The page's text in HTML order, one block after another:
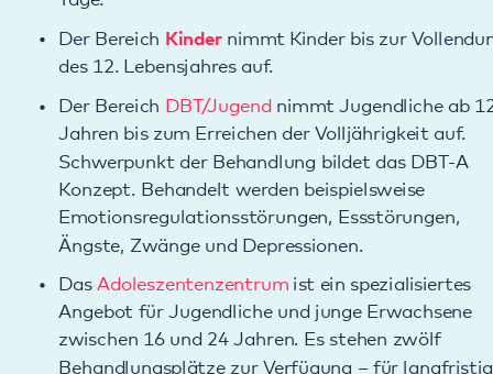
Jahren bis zum Erreichen der Volljährigkeit auf.
Schwerpunkt der Behandlung bildet das DBT-A
Emotionsregulationsstörungen, Essstörungen,
Ängste, Zwänge und Depressionen.
DasAdoleszentenzentrumist ein spezialisiertes
Angebot für Jugendliche und junge Erwachsene
zwischen 16 und 24 Jahren. Es stehen zwölf
Behandlungsplätze zur Verfügung – für langfristige
Therapien ebenso wie für kurzfristige
Der BereichIntensiv
kümmert sich um Jugendliche ab
12 Jahren mit intensivem Betreuungsaufwand.
DieAbteilung für Jugend-Maßregelvollzugnimmt